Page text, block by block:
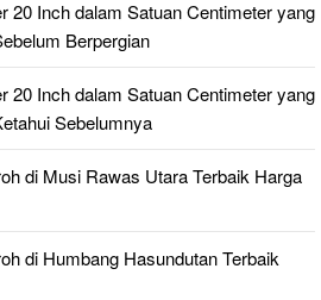
20 Inch dalam Satuan Centimeter yang
Berpergian
20 Inch dalam Satuan Centimeter yang
Sebelumnya
di Musi Rawas Utara Terbaik Harga
di Humbang Hasundutan Terbaik